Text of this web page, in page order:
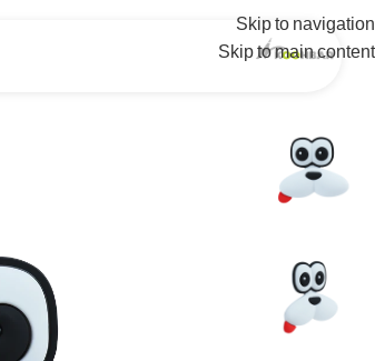
Skip to navigation
Skip to main content